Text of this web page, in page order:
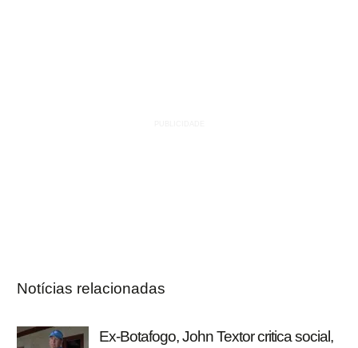
Notícias relacionadas
Ex-Botafogo, John Textor critica social,